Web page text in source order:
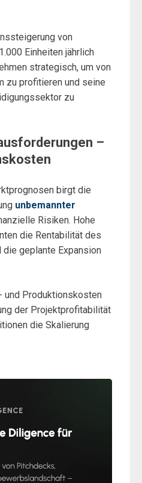
von
Einheiten jährlich
strategisch, um von
zu profitieren und seine
zu
–
birgt die
unbemannter
Risiken. Hohe
die Rentabilität des
die geplante Expansion
und Produktionskosten
der Projektprofitabilität
die Skalierung